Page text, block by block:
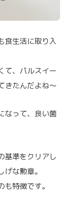
食生活に取り入
て、パルスイー
きたんだよね～
なって、良い菌
基準をクリアし
な勲章。
特徴です。